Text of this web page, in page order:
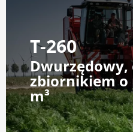
T-260
Dwurzędowy,
zbiornikiem o
m³
Części zamienne
Serwis
Rolnictwo precyzyjne
Finansowanie
Kariera